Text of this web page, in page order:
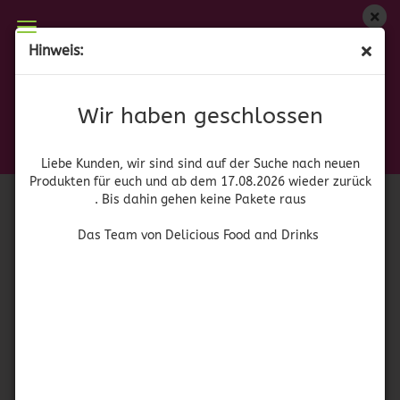
Hinweis:
Wir haben geschlossen
Liebe Kunden, wir sind sind auf der Suche nach neuen
Produkten für euch und ab dem 17.08.2026 wieder zurück
. Bis dahin gehen keine Pakete raus
Das Team von Delicious Food and Drinks
Wir haben geschlossen
zurück. Bis dahin gehen keine Pakete raus
Das Team von Delicious Food and Drinks
41459)
Jose Cuervo